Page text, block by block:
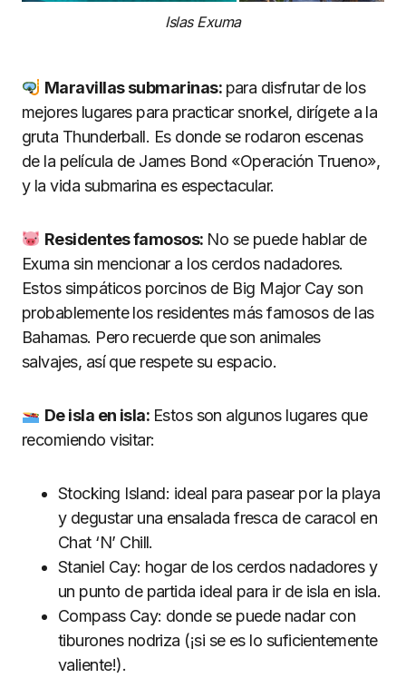
Islas Exuma
Maravillas submarinas: para disfrutar de los
mejores lugares para practicar snorkel, dirígete a la
gruta Thunderball. Es donde se rodaron escenas
de la película de James Bond «Operación Trueno»,
y la vida submarina es espectacular.
Residentes famosos: No se puede hablar de
Exuma sin mencionar a los cerdos nadadores.
Estos simpáticos porcinos de Big Major Cay son
probablemente los residentes más famosos de las
Bahamas. Pero recuerde que son animales
salvajes, así que respete su espacio.
De isla en isla: Estos son algunos lugares que
recomiendo visitar:
Stocking Island: ideal para pasear por la playa
y degustar una ensalada fresca de caracol en
Chat ‘N’ Chill.
Staniel Cay: hogar de los cerdos nadadores y
un punto de partida ideal para ir de isla en isla.
Compass Cay: donde se puede nadar con
tiburones nodriza (¡si se es lo suficientemente
valiente!).